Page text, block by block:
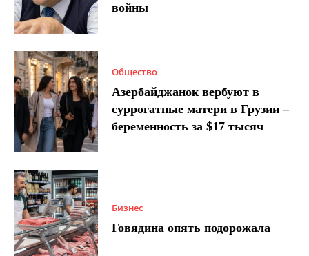
войны
Общество
Азербайджанок вербуют в
суррогатные матери в Грузии –
беременность за $17 тысяч
Бизнес
Говядина опять подорожала